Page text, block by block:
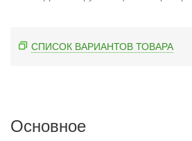
СПИСОК ВАРИАНТОВ ТОВАРА
Основное